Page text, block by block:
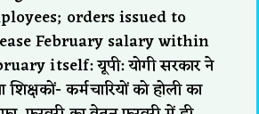
orders issued to
February salary within
itself: यूपी: योगी सरकार ने
शिक्षकों- कर्मचारियों को होली का